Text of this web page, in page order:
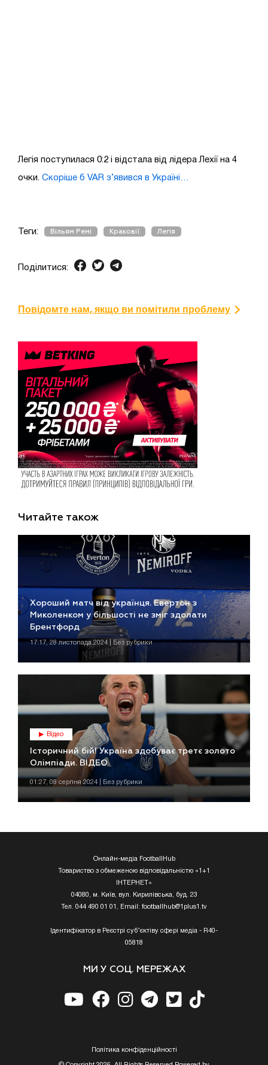
Легія поступилася 0:2 і відстала від лідера Лехії на 4
очки. Скоріше б VAR з’явився в Україні…
Теги: Вільям Ремі Краковії Легія
Поділитися:
Повідомте нам, якщо ви помітили проблему
Читайте також
Хороший матч від українця. Евертон з
Миколенком у більшості не зміг здолати
Брентфорд
17:17, 28 листопада 2024 | Без рубрики
Відео
Історичний бій! Україна здобуває третє золото
Олімпіади. ВІДЕО
01:27, 08 серпня 2024 | Без рубрики
Онлайн-медіа FootballHub
Товариство з обмеженою відповідальністю «1+1
ІНТЕРНЕТ»
04080, м. Київ, вул. Кирилівська, буд. 23
Тел. 044 490 01 01, Email: footballhub@1plus1.tv
Ідентифікатор в Реєстрі суб’єктіву сфері медіа - R40-
05818
МИ У СОЦ. МЕРЕЖАХ
Полiтика конфiденцiйностi